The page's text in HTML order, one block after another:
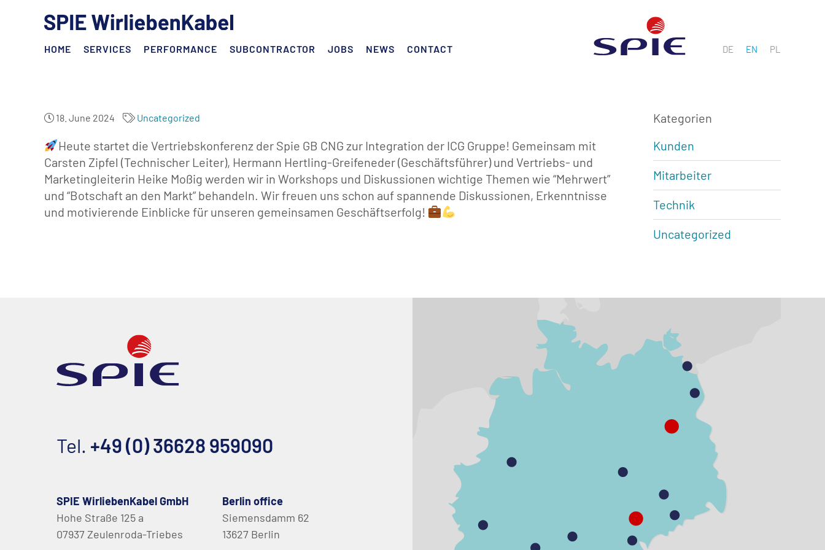
HOME SERVICES PERFORMANCE SUBCONTRACTOR JOBS NEWS CONTACT DE EN PL
18. June 2024 Uncategorized
Heute startet die Vertriebskonferenz der Spie GB CNG zur Integration der ICG Gruppe! Gemeinsam mit
Carsten Zipfel (Technischer Leiter), Hermann Hertling-Greifeneder (Geschäftsführer) und Vertriebs- und
Marketingleiterin Heike Moßig werden wir in Workshops und Diskussionen wichtige Themen wie “Mehrwert”
und “Botschaft an den Markt” behandeln. Wir freuen uns schon auf spannende Diskussionen, Erkenntnisse
und motivierende Einblicke für unseren gemeinsamen Geschäftserfolg!
Kategorien
Kunden
Mitarbeiter
Technik
Uncategorized
Tel. +49 (0) 36628 959090
SPIE WirliebenKabel GmbH
Hohe Straße 125 a
07937 Zeulenroda-Triebes
Berlin office
Siemensdamm 62
13627 Berlin